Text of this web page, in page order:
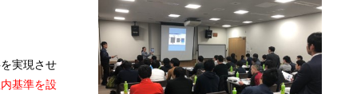
実現させ
基準を設